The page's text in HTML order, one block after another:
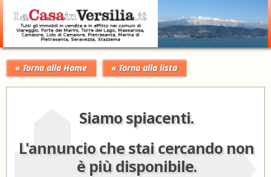
« Torna alla Home « Torna alla lista
Siamo spiacenti.
L'annuncio che stai cercando non
è più disponibile.